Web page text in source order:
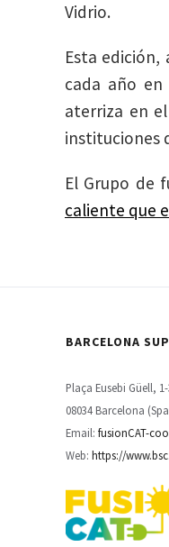
Vidrio.
Esta
cada año
aterriza en
instituciones
El Grupo de
caliente que
BARCELONA
Plaça Eusebi Güell,
08034 Barcelona
Email: fusionCAT-
Web: https://